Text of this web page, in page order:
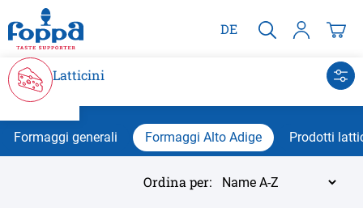
principale
DE
Latticini
Formaggi generali Formaggi Alto Adige Prodotti
Ordina per: